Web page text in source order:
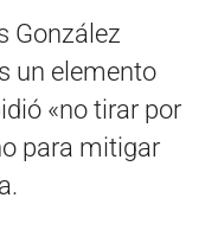
González
un elemento
«no tirar por
para mitigar